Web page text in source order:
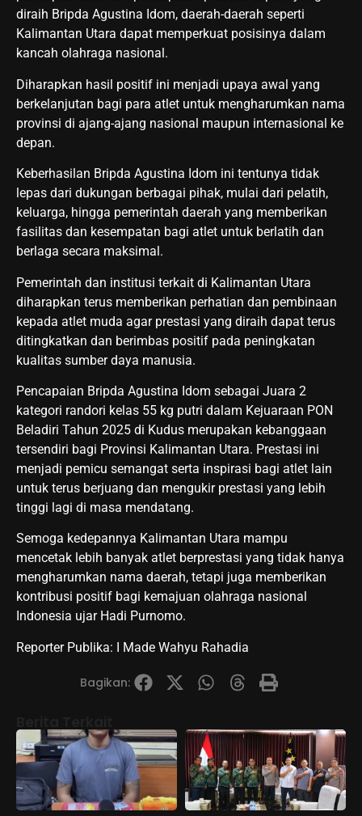
diraih Bripda Agustina Idom, daerah-daerah seperti
Kalimantan Utara dapat memperkuat posisinya dalam
kancah olahraga nasional.
Diharapkan hasil positif ini menjadi upaya awal yang
berkelanjutan bagi para atlet untuk mengharumkan nama
provinsi di ajang-ajang nasional maupun internasional ke
depan.
Keberhasilan Bripda Agustina Idom ini tentunya tidak
lepas dari dukungan berbagai pihak, mulai dari pelatih,
keluarga, hingga pemerintah daerah yang memberikan
fasilitas dan kesempatan bagi atlet untuk berlatih dan
berlaga secara maksimal.
Pemerintah dan institusi terkait di Kalimantan Utara
diharapkan terus memberikan perhatian dan pembinaan
kepada atlet muda agar prestasi yang diraih dapat terus
ditingkatkan dan berimbas positif pada peningkatan
kualitas sumber daya manusia.
Pencapaian Bripda Agustina Idom sebagai Juara 2
kategori randori kelas 55 kg putri dalam Kejuaraan PON
Beladiri Tahun 2025 di Kudus merupakan kebanggaan
tersendiri bagi Provinsi Kalimantan Utara. Prestasi ini
menjadi pemicu semangat serta inspirasi bagi atlet lain
untuk terus berjuang dan mengukir prestasi yang lebih
tinggi lagi di masa mendatang.
Semoga kedepannya Kalimantan Utara mampu
mencetak lebih banyak atlet berprestasi yang tidak hanya
mengharumkan nama daerah, tetapi juga memberikan
kontribusi positif bagi kemajuan olahraga nasional
Indonesia ujar Hadi Purnomo.
Reporter Publika: I Made Wahyu Rahadia
Bagikan: